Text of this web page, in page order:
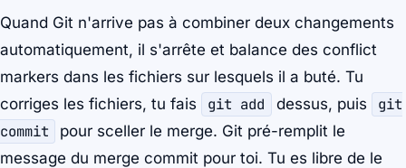
Quand Git n'arrive pas à combiner deux changements
automatiquement, il s'arrête et balance des conflict
markers dans les fichiers sur lesquels il a buté. Tu
corriges les fichiers, tu fais
git add dessus, puis
git
commit
pour sceller le merge. Git pré-remplit le
message du merge commit pour toi. Tu es libre de le